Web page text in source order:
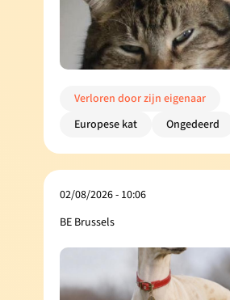
Verloren door zijn eigenaar
Europese kat
Ongedeerd
02/08/2026 - 10:06
BE Brussels